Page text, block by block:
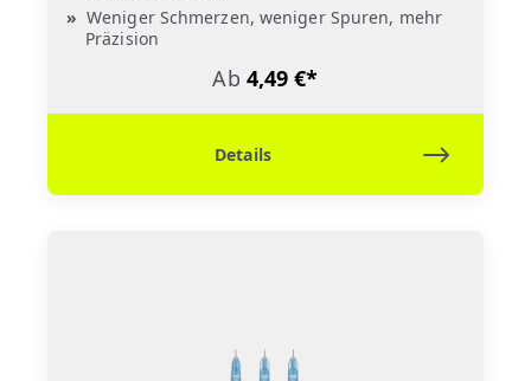
Weniger Schmerzen, weniger Spuren, mehr
Präzision
Ab 4,49 €*
Details